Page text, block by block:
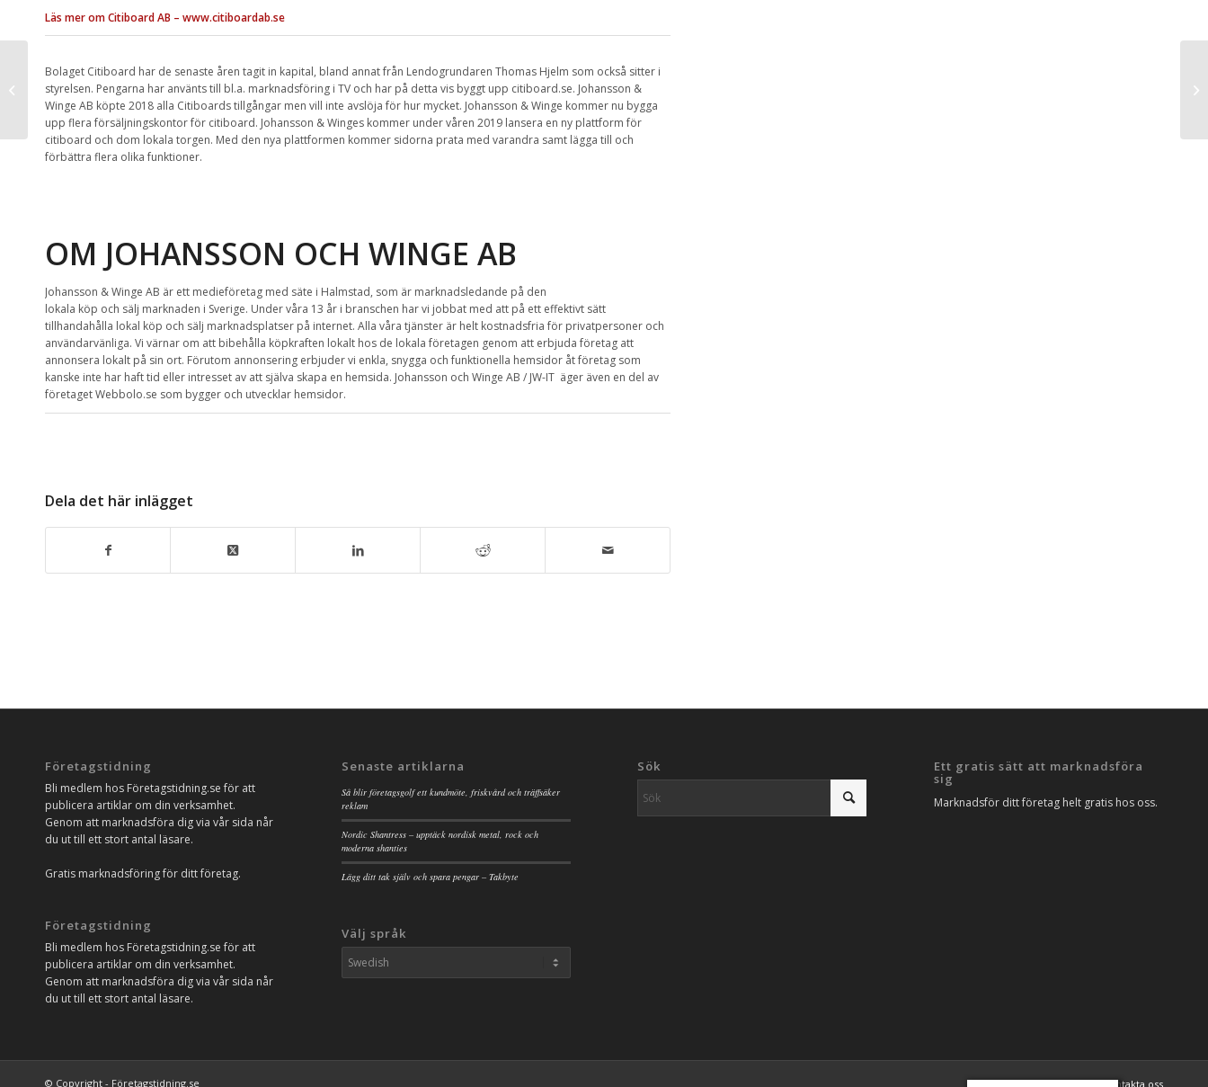
Läs mer om Citiboard AB – www.citiboardab.se
Bolaget Citiboard har de senaste åren tagit in kapital, bland annat från Lendogrundaren Thomas Hjelm som också sitter i
styrelsen. Pengarna har använts till bl.a. marknadsföring i TV och har på detta vis byggt upp citiboard.se. Johansson &
Winge AB köpte 2018 alla Citiboards tillgångar men vill inte avslöja för hur mycket. Johansson & Winge kommer nu bygga
upp flera försäljningskontor för citiboard. Johansson & Winges kommer under våren 2019 lansera en ny plattform för
citiboard och dom lokala torgen. Med den nya plattformen kommer sidorna prata med varandra samt lägga till och
förbättra flera olika funktioner.
OM JOHANSSON OCH WINGE AB
Johansson & Winge AB är ett medieföretag med säte i Halmstad, som är marknadsledande på den
lokala köp och sälj marknaden i Sverige. Under våra 13 år i branschen har vi jobbat med att på ett effektivt sätt
tillhandahålla lokal köp och sälj marknadsplatser på internet. Alla våra tjänster är helt kostnadsfria för privatpersoner och
användarvänliga. Vi värnar om att bibehålla köpkraften lokalt hos de lokala företagen genom att erbjuda företag att
annonsera lokalt på sin ort. Förutom annonsering erbjuder vi enkla, snygga och funktionella hemsidor åt företag som
kanske inte har haft tid eller intresset av att själva skapa en hemsida. Johansson och Winge AB / JW-IT äger även en del av
företaget Webbolo.se som bygger och utvecklar hemsidor.
Dela det här inlägget
Företagstidning
Bli medlem hos Företagstidning.se för att
publicera artiklar om din verksamhet.
Genom att marknadsföra dig via vår sida når
du ut till ett stort antal läsare.
Gratis marknadsföring för ditt företag.
Företagstidning
Bli medlem hos Företagstidning.se för att
publicera artiklar om din verksamhet.
Genom att marknadsföra dig via vår sida når
du ut till ett stort antal läsare.
Senaste artiklarna
Så blir företagsgolf ett kundmöte, friskvård och träffsäker
reklam
Nordic Shantress – upptäck nordisk metal, rock och
moderna shanties
Lägg ditt tak själv och spara pengar – Takbyte
Välj språk
Sök Ett gratis sätt att marknadsföra
sig
Marknadsför ditt företag helt gratis hos oss.
© Copyright - Företagstidning.se Artiklar SEO Analys Kontakta oss
Vill du också bygga
pool hemma?